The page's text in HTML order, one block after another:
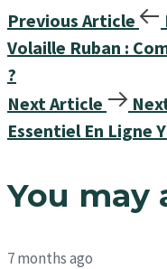
Previous Article
Volaille Ruban :
?
Next Article
Essentiel En Ligne
You may
7 months ago